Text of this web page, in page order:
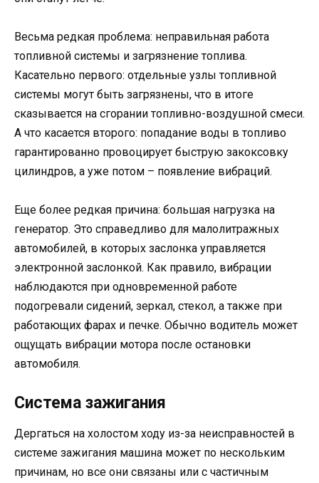
Весьма редкая проблема: неправильная работа
топливной системы и загрязнение топлива.
Касательно первого: отдельные узлы топливной
системы могут быть загрязнены, что в итоге
сказывается на сгорании топливно-воздушной смеси.
А что касается второго: попадание воды в топливо
гарантированно провоцирует быструю закоксовку
цилиндров, а уже потом – появление вибраций.
Еще более редкая причина: большая нагрузка на
генератор. Это справедливо для малолитражных
автомобилей, в которых заслонка управляется
электронной заслонкой. Как правило, вибрации
наблюдаются при одновременной работе
подогревали сидений, зеркал, стекол, а также при
работающих фарах и печке. Обычно водитель может
ощущать вибрации мотора после остановки
автомобиля.
Система зажигания
Дергаться на холостом ходу из-за неисправностей в
системе зажигания машина может по нескольким
причинам, но все они связаны или с частичным